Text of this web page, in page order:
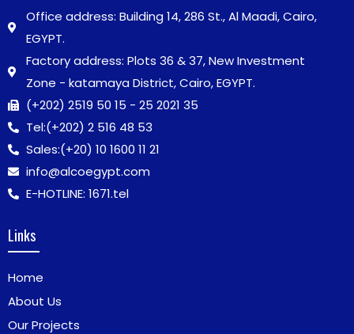
Office address: Building 14, 286 St., Al Maadi, Cairo,
EGYPT.
Factory address: Plots 36 & 37, New Investment
Zone - katamaya District, Cairo, EGYPT.
(+202) 2519 50 15 - 25 2021 35
Tel:(+202) 2 516 48 53
Sales:(+20) 10 1600 11 21
info@alcoegypt.com
E-HOTLINE: 1671.tel
Links
Home
About Us
Our Projects